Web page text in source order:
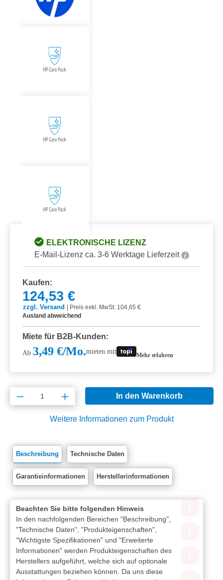
ELEKTRONISCHE LIZENZ
E-Mail-Lizenz ca. 3-6 Werktage Lieferzeit
Kaufen:
124,53 €
zzgl. Versand
Preis exkl. MwSt: 104,65 €
Ausland abweichend
Miete für B2B-Kunden:
Ab 3,49 €/Mo.mieten mit Mehr erfahren
Produkt Anzahl: Gib den gewünschten
In den Warenkorb
Weitere Informationen zum Produkt
Beschreibung Technische Daten
Garantieinformationen Herstellerinformationen
Beachten Sie bitte folgenden Hinweis
In den nachfolgenden Bereichen "Beschreibung",
"Technische Daten", "Produkteigenschaften",
"Wichtigste Spezifikationen" und "Erweiterte
Informationen" werden Produkteigenschaften des
Herstellers aufgeführt, welche sich auf optionale
Ausstattungen beziehen können. Da uns diese